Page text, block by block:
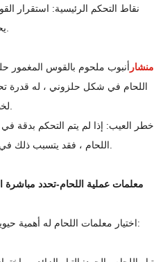
نقاط التحكم الرئيسية: استقرار
منشار أنبوب ملحوم بالقوس
اللحام في شكل حلزوني ، له قدرة
خطر العيب: إذا لم يتم التحكم بدقة
اختيار معلمات اللحام له أهمية حيوية. تشمل المعلمات الشائعة ما يلي: